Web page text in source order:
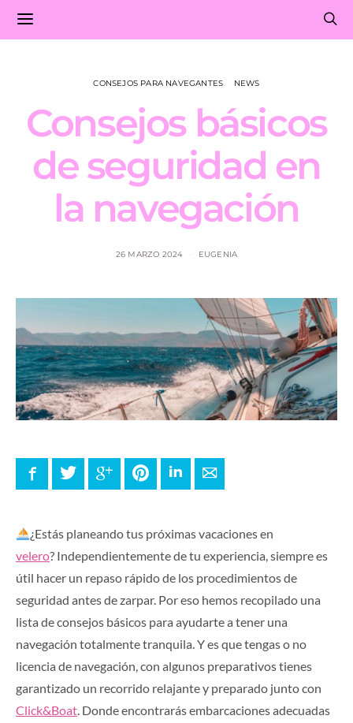
CONSEJOS PARA NAVEGANTES NEWS
Consejos básicos
de seguridad en
la navegación
26 MARZO 2024 EUGENIA
FacebookTwitter Google+ PinterestLinkedInE-mail
¿Estás planeando tus próximas vacaciones en
velero? Independientemente de tu experiencia, siempre es
útil hacer un repaso rápido de los procedimientos de
seguridad antes de zarpar. Por eso hemos recopilado una
lista de consejos básicos para ayudarte a tener una
navegación totalmente tranquila. Y es que tengas o no
licencia de navegación, con algunos preparativos tienes
garantizado un recorrido relajante y preparado junto con
Click&Boat. Donde encontrarás embarcaciones adecuadas